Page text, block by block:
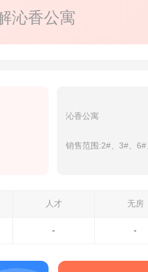
沁香公寓
沁香公寓
销售范围:2#、3#、
人才 无房
- -